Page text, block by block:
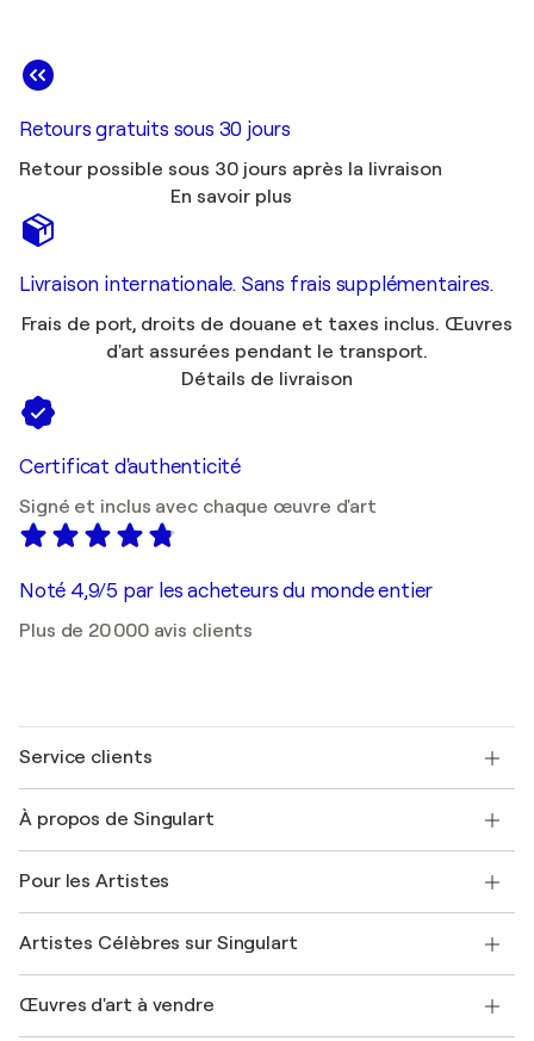
Retours gratuits sous 30 jours
Retour possible sous 30 jours après la livraison
En savoir plus
Livraison internationale. Sans frais supplémentaires.
Frais de port, droits de douane et taxes inclus. Œuvres
d'art assurées pendant le transport.
Détails de livraison
Certificat d'authenticité
Signé et inclus avec chaque œuvre d'art
Noté 4,9/5 par les acheteurs du monde entier
Plus de 20 000 avis clients
Service clients
Expédition
Offrir une carte cadeau
Rejoignez notre programme commercial
Mon compte
+33 1 76 44 06 42
À propos de Singulart
FAQ
Magazine Singulart
Emplois
Découvrez une sélection d'art original
Pour les Artistes
Se connecter en tant qu'Artiste
Artistes Célèbres sur Singulart
Marc Chagall
Œuvres d'art à vendre